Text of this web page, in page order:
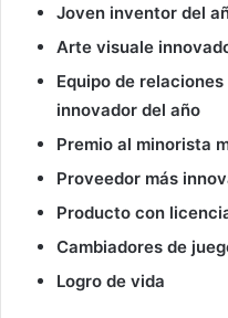
Joven inventor del
Arte visuale
Equipo de
innovador del año
Premio al minorista
Proveedor más
Producto con
Cambiadores de
Logro de vida